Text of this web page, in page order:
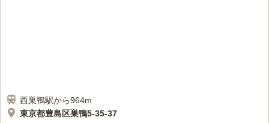
西巣鴨駅から964m
東京都豊島区巣鴨5-35-37